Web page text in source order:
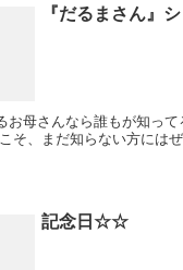
『だるまさん』
お母さんなら誰もが知って
記念日☆☆